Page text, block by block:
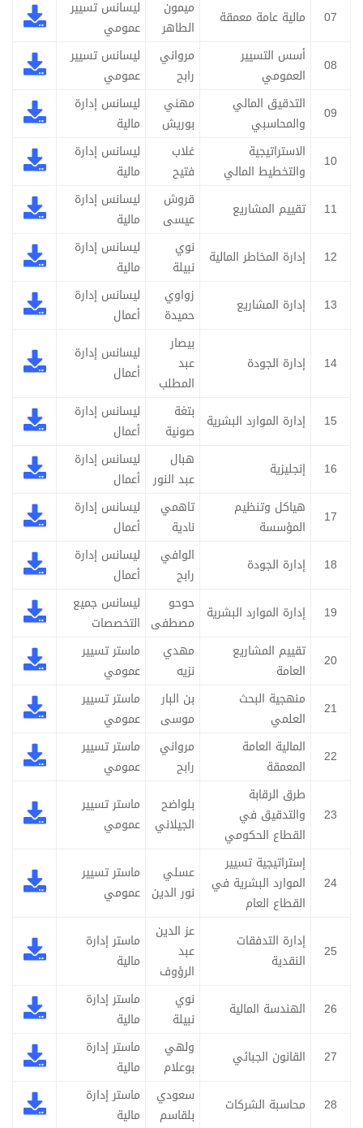
07 مالية عامة معمقة
ميمون
الطاهر
ليسانس تسيير
عمومي
08
أسس التسيير
العمومي
مرواني
رابح
ليسانس تسيير
عمومي
09
التدقيق المالي
والمحاسبي
مهني
بوريش
ليسانس إدارة
مالية
10
الاستراتيجية
والتخطيط المالي
غلاب
فتيح
ليسانس إدارة
مالية
11
تقييم المشاريع
قروش
عيسى
ليسانس إدارة
مالية
12
إدارة المخاطر المالية
نوي
نبيلة
ليسانس إدارة
مالية
13
إدارة المشاريع
زواوي
حميدة
ليسانس إدارة
أعمال
14 إدارة الجودة
بيصار
عبد
المطلب
ليسانس إدارة
أعمال
15 إدارة الموارد البشرية
بتغة
صونية
ليسانس إدارة
أعمال
16
إنجليزية
هبال
عبد النور
ليسانس إدارة
أعمال
17
هياكل وتنظيم
المؤسسة
تاهمي
نادية
ليسانس إدارة
أعمال
18
إدارة الجودة
الوافي
رابح
ليسانس إدارة
أعمال
19
إدارة الموارد البشرية حوحو
مصطفى
ليسانس جميع
التخصصات
20
تقييم المشاريع
العامة
مهدي
نزيه
ماستر تسيير
عمومي
21
منهجية البحث
العلمي
بن البار
موسى
ماستر تسيير
عمومي
22
المالية العامة
المعمقة
مرواني
رابح
ماستر تسيير
عمومي
23
طرق الرقابة
والتدقيق في
القطاع الحكومي
بلواضح
الجيلاني
ماستر تسيير
عمومي
24
إستراتيجية تسيير
الموارد البشرية في
القطاع العام
عسلي
نور الدين
ماستر تسيير
عمومي
25
إدارة التدفقات
النقدية
عز الدين
عبد
الرؤوف
ماستر إدارة
مالية
26 الهندسة المالية
نوي
نبيلة
ماستر إدارة
مالية
27
القانون الجبائي
ولهي
بوعلام
ماستر إدارة
مالية
28
محاسبة الشركات
سعودي
بلقاسم
ماستر إدارة
مالية